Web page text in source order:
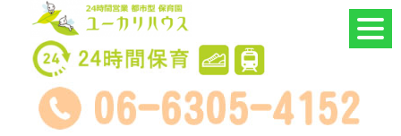
24時間託児所 ユーカリハウス